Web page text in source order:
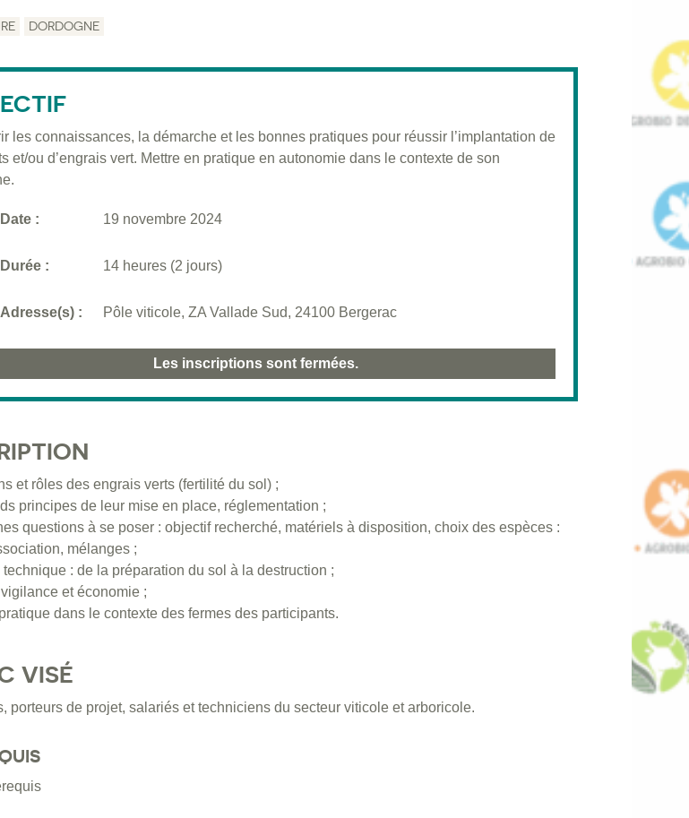
DORDOGNE
les connaissances, la démarche et les bonnes pratiques pour réussir l’implantation de
et/ou d’engrais vert. Mettre en pratique en autonomie dans le contexte de son
Date : 19 novembre 2024
Durée : 14 heures (2 jours)
Adresse(s) : Pôle viticole, ZA Vallade Sud, 24100 Bergerac
Les inscriptions sont fermées.
et rôles des engrais verts (fertilité du sol) ;
principes de leur mise en place, réglementation ;
questions à se poser : objectif recherché, matériels à disposition, choix des espèces :
mélanges ;
: de la préparation du sol à la destruction ;
et économie ;
dans le contexte des fermes des participants.
VISÉ
porteurs de projet, salariés et techniciens du secteur viticole et arboricole.